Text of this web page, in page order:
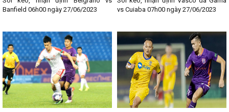
- Lịch thi đấu Bundesliga
- Lịch thi đấu V - League
- Lịch thi đấu Cup C1
Banfield 06h00 ngày 27/06/2023
vs Cuiaba 07h00 ngày 27/06/2023